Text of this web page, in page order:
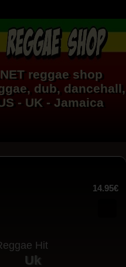
reggae shop
, dub, dancehall,
- UK - Jamaica
14.95€
Uk